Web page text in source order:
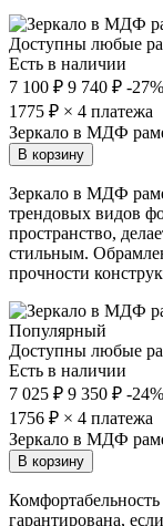
Доступны любые
Есть в наличии
7 100 ₽ 9 740 ₽ -27%
1775 ₽ × 4 платежа
Зеркало в МДФ
В корзину
Зеркало в МДФ
трендовых видов
пространство,
стильным.
прочности
Популярный
Доступны любые
Есть в наличии
7 025 ₽ 9 350 ₽ -24%
1756 ₽ × 4 платежа
Зеркало в МДФ
В корзину
гарантирована,